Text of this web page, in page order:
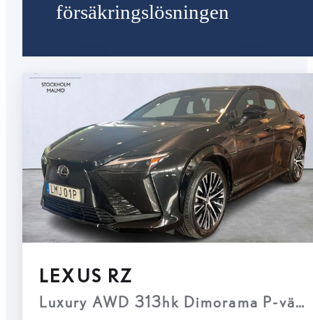
försäkringslösningen
LEXUS RZ
Luxury AWD 313hk Dimorama P-